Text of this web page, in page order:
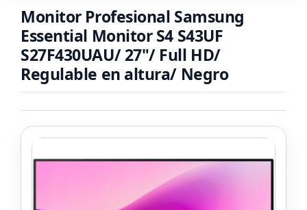
Monitor Profesional Samsung
Essential Monitor S4 S43UF
S27F430UAU/ 27"/ Full HD/
Regulable en altura/ Negro